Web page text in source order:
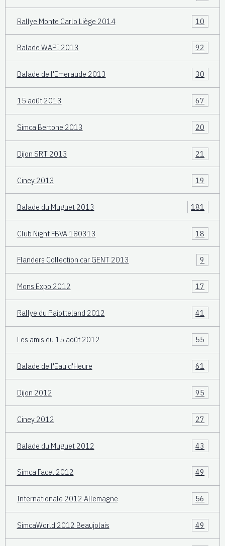
Rallye Monte Carlo Liège 2014 10
Balade WAPI 2013 92
Balade de l'Emeraude 2013 30
15 août 2013 67
Simca Bertone 2013 20
Dijon SRT 2013 21
Ciney 2013 19
Balade du Muguet 2013 181
Club Night FBVA 180313 18
Flanders Collection car GENT 2013 9
Mons Expo 2012 17
Rallye du Pajotteland 2012 41
Les amis du 15 août 2012 55
Balade de l'Eau d'Heure 61
Dijon 2012 95
Ciney 2012 27
Balade du Muguet 2012 43
Simca Facel 2012 49
Internationale 2012 Allemagne 56
SimcaWorld 2012 Beaujolais 49